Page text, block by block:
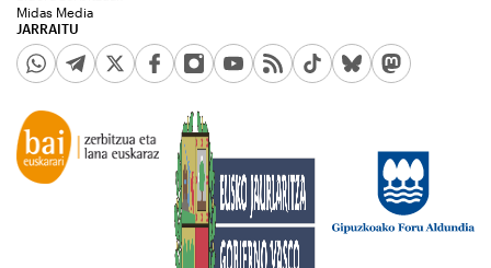
JARRAITU
Midas Media